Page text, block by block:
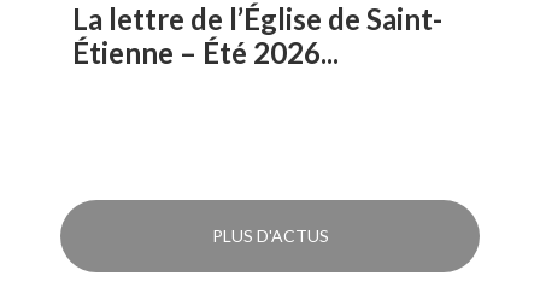
La lettre de l’Église de Saint-
Étienne – Été 2026...
PLUS D'ACTUS